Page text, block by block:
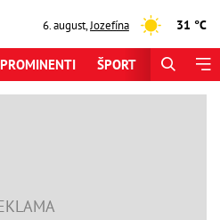
6. august,Jozefína 31 °C
PROMINENTI ŠPORT